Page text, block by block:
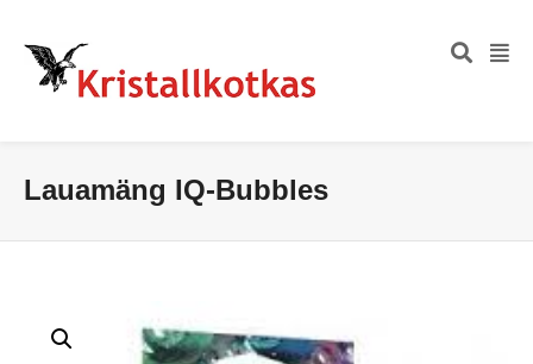
Lauamäng IQ-Bubbles